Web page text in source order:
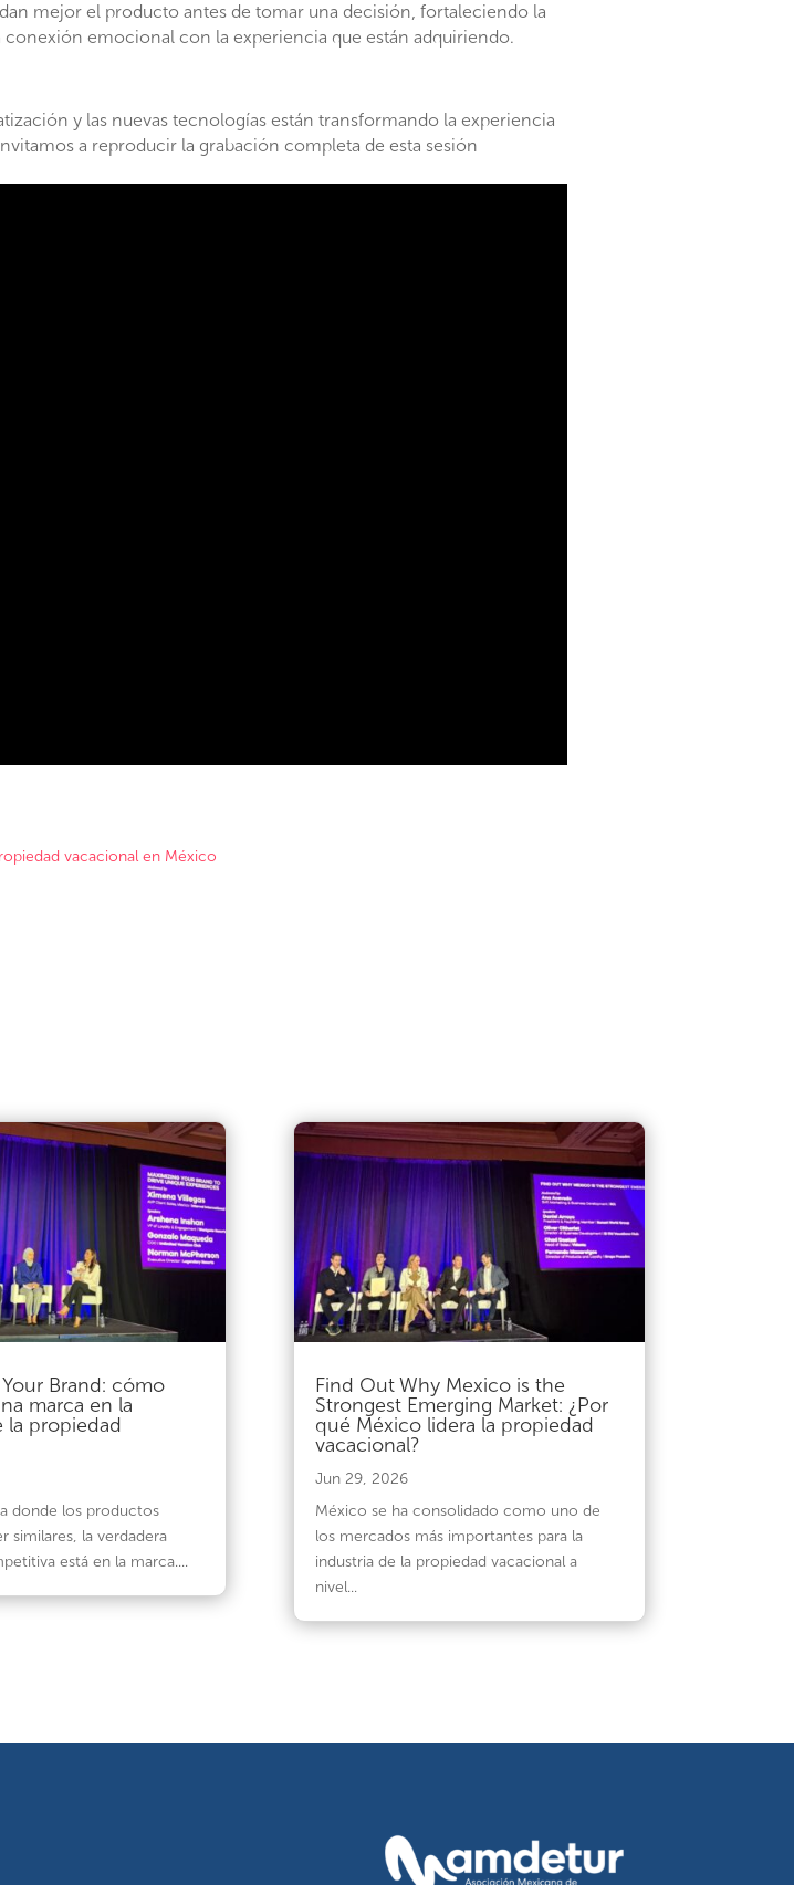
mejor el producto antes de tomar una decisión, fortaleciendo la
emocional con la experiencia que están adquiriendo.
y las nuevas tecnologías están transformando la experiencia
a reproducir la grabación completa de esta sesión
vacacional en México
Brand: cómo
marca en la
la propiedad
donde los productos
similares, la verdadera
está en la marca....
Find Out Why Mexico is the
Strongest Emerging Market: ¿Por
qué México lidera la propiedad
vacacional?
Jun 29, 2026
México se ha consolidado como uno de
los mercados más importantes para la
industria de la propiedad vacacional a
nivel...